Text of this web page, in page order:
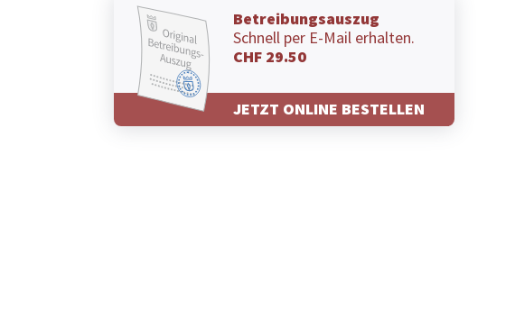
Betreibungsauszug
Schnell per E-Mail erhalten.
CHF 29.50
JETZT ONLINE BESTELLEN